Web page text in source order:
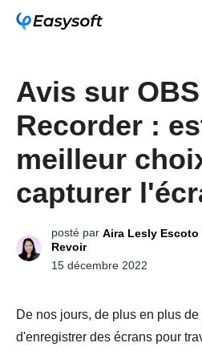
Avis sur
Recorder :
meilleur
capturer
posté par Aira Lesly Escoto
Revoir
15 décembre 2022
De nos jours, de plus en plus
d'enregistrer des écrans pour